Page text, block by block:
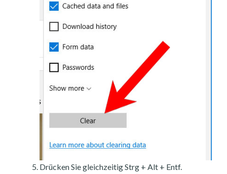
Drücken Sie gleichzeitig Strg + Alt + Entf.